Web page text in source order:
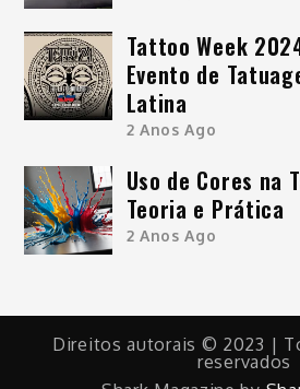
Tattoo Week
Evento de
Latina
2 Anos Ago
Uso de Cores na
Teoria e Prática
2 Anos Ago
Direitos autorais © 2023 |
reservados